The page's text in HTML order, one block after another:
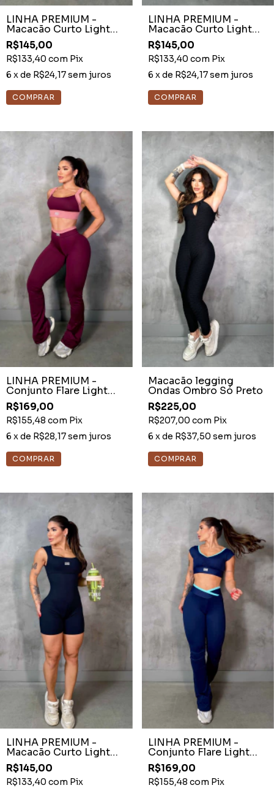
LINHA PREMIUM -
Macacão Curto Light
Preto Tela e Argola
R$145,00
R$133,40 com Pix
6 x de R$24,17sem juros
LINHA PREMIUM -
Macacão Curto Light
Preto Tela Nas Costas
R$145,00
R$133,40 com Pix
6 x de R$24,17sem juros
LINHA PREMIUM -
Conjunto Flare Light
Ruby Com Recortes
Rosê
R$169,00
R$155,48 com Pix
6 x de R$28,17sem juros
Macacão legging
Ondas Ombro Só Preto
R$225,00
R$207,00 com Pix
6 x de R$37,50 sem juros
LINHA PREMIUM -
Macacão Curto Light
Preto
R$145,00
R$133,40 com Pix
LINHA PREMIUM -
Conjunto Flare Light
Azul Marinho Recortes
Garoa
R$169,00
R$155,48 com Pix